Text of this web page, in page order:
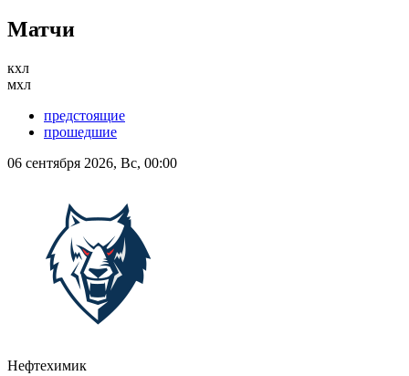
Матчи
кхл
мхл
предстоящие
прошедшие
06 сентября 2026, Вс, 00:00
Нефтехимик